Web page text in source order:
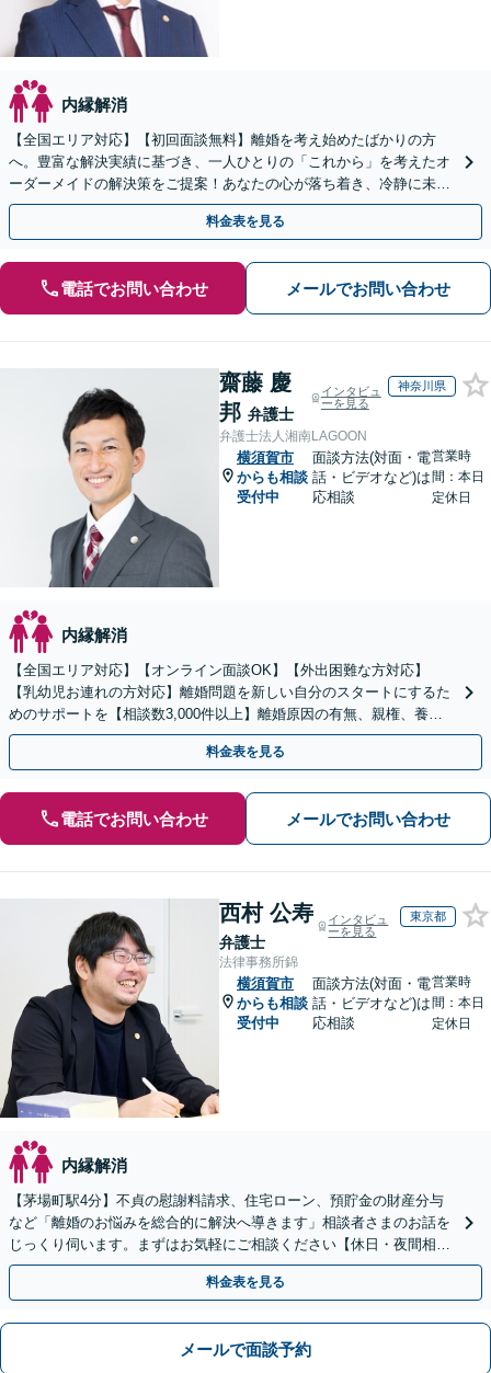
内縁解消
【全国エリア対応】【初回面談無料】離婚を考え始めたばかりの方
へ。豊富な解決実績に基づき、一人ひとりの「これから」を考えたオ
ーダーメイドの解決策をご提案！あなたの心が落ち着き、冷静に未来
を選べるよう全力でサポート【弁護士直通・LINE相談可】
料金表を見る
電話でお問い合わせ メールでお問い合わせ
齋藤 慶
邦 弁護士
インタビュ
ーを見る
神奈川県
弁護士法人湘南LAGOON
横須賀市
からも相談
受付中
面談方法(対面・電
話・ビデオなど)は
応相談
営業時
間：本日
定休日
内縁解消
【全国エリア対応】【オンライン面談OK】【外出困難な方対応】
【乳幼児お連れの方対応】離婚問題を新しい自分のスタートにするた
めのサポートを【相談数3,000件以上】離婚原因の有無、親権、養育
費、財産分与、慰謝料請求【夜間・休日相談可】
料金表を見る
電話でお問い合わせ メールでお問い合わせ
西村 公寿
弁護士
インタビュ
ーを見る
東京都
法律事務所錦
横須賀市
からも相談
受付中
面談方法(対面・電
話・ビデオなど)は
応相談
営業時
間：本日
定休日
内縁解消
【茅場町駅4分】不貞の慰謝料請求、住宅ローン、預貯金の財産分与
など「離婚のお悩みを総合的に解決へ導きます」相談者さまのお話を
じっくり伺います。まずはお気軽にご相談ください【休日・夜間相談
可】
料金表を見る
メールで面談予約